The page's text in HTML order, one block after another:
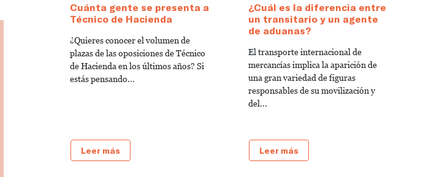
Cuánta gente se presenta a
Técnico de Hacienda
¿Quieres conocer el volumen de
plazas de las oposiciones de Técnico
de Hacienda en los últimos años? Si
estás pensando...
Leer más
¿Cuál es la diferencia entre
un transitario y un agente
de aduanas?
El transporte internacional de
mercancías implica la aparición de
una gran variedad de figuras
responsables de su movilización y
del...
Leer más